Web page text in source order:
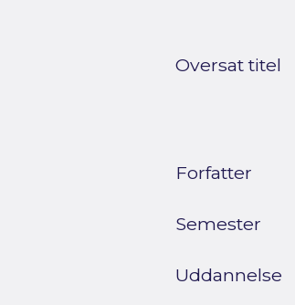
Oversat titel
Forfatter
Semester
Uddannelse